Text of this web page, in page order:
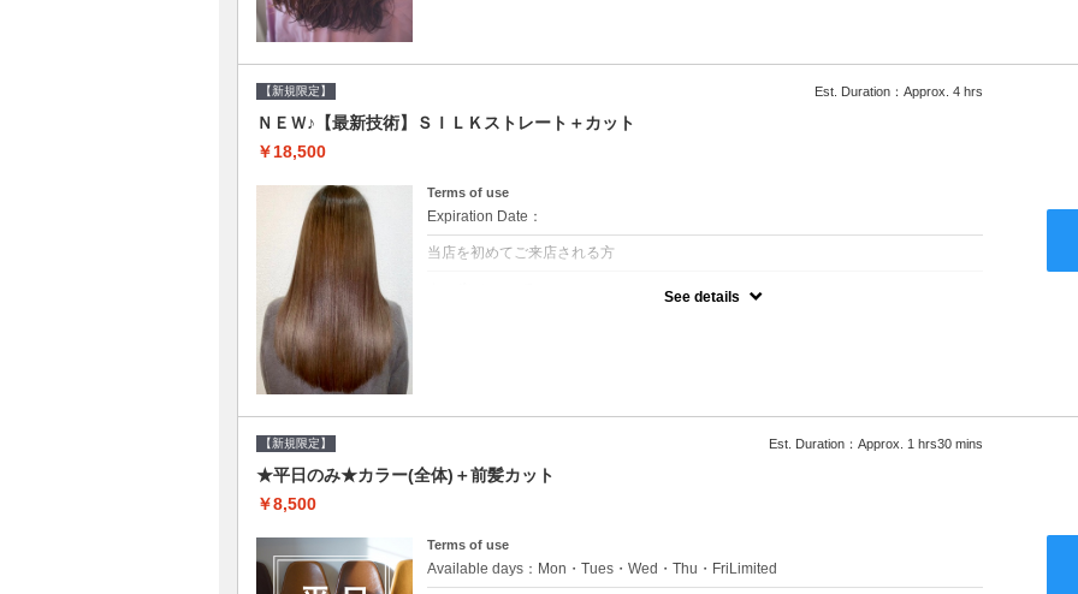
【新規限定】 Est. Duration：Approx. 4 hrs
ＮＥＷ♪【最新技術】ＳＩＬＫストレート＋カット
￥18,500
Terms of use
Expiration Date：
当店を初めてご来店される方
See details
【新規限定】 Est. Duration：Approx. 1 hrs30 mins
★平日のみ★カラー(全体)＋前髪カット
￥8,500
Terms of use
Available days：Mon・Tues・Wed・Thu・FriLimited